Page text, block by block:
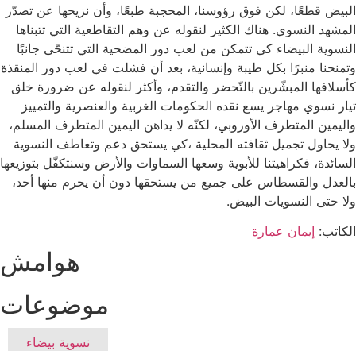
البيض قطعًا، لكن فوق رؤوسنا، المحجبة طبعًا، وأن نزيحها عن تصدّر
المشهد النسوي. هناك الكثير لنقوله عن وهم التقاطعية التي تتبناها
النسوية البيضاء كي تتمكن من لعب دور المضحية التي تتنحّى جانبًا
وتمنحنا منبرًا بكل طيبة وإنسانية، بعد أن فشلت في لعب دور المنقذة
كأسلافها المبشّرين بالتّحضر والتقدم، وأكثر لنقوله عن ضرورة خلق
تيار نسوي مهاجر يسع نقده الحكومات الغربية والعنصرية والتمييز
واليمين المتطرف الأوروبي، لكنّه لا يداهن اليمين المتطرف المسلم،
ولا يحاول تجميل ثقافته المحلية ،كي يستحق دعم وتعاطف النسوية
السائدة، فكراهيتنا للأبوية وسعها السماوات والأرض وسنتكفّل بتوزيعها
بالعدل والقسطاس على جميع من يستحقها دون أن يحرم منها أحد،
ولا حتى النسويات البيض.
الكاتب: إيمان عمارة
هوامش
موضوعات
نسوية بيضاء